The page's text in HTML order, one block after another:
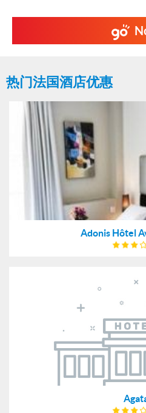
热门法国酒店优惠
Adonis Hôtel